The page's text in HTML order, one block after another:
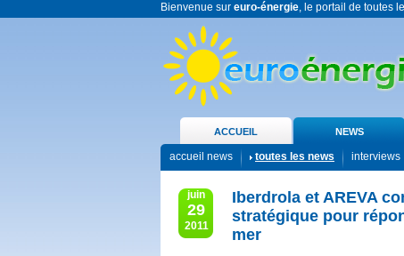
Bienvenue sur euro-énergie, le portail de toutes
ACCUEIL NEWS
accueil news toutes les news interviews
juin
29
2011
Iberdrola et AREVA
stratégique pour
mer